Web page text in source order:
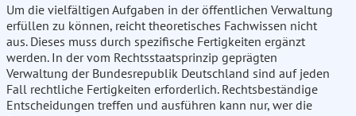
Um die vielfältigen Aufgaben in der öffentlichen Verwaltung
erfüllen zu können, reicht theoretisches Fachwissen nicht
aus. Dieses muss durch spezifische Fertigkeiten ergänzt
werden. In der vom Rechtsstaatsprinzip geprägten
Verwaltung der Bundesrepublik Deutschland sind auf jeden
Fall rechtliche Fertigkeiten erforderlich. Rechtsbeständige
Entscheidungen treffen und ausführen kann nur, wer die